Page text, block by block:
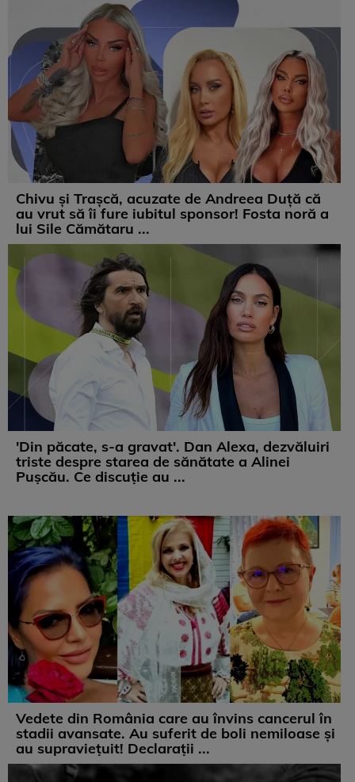
Chivu și Trașcă, acuzate de Andreea Duță că
au vrut să îi fure iubitul sponsor! Fosta noră a
lui Sile Cămătaru ...
'Din păcate, s-a gravat'. Dan Alexa, dezvăluiri
triste despre starea de sănătate a Alinei
Pușcău. Ce discuție au ...
Vedete din România care au învins cancerul în
stadii avansate. Au suferit de boli nemiloase şi
au supravieţuit! Declarații ...